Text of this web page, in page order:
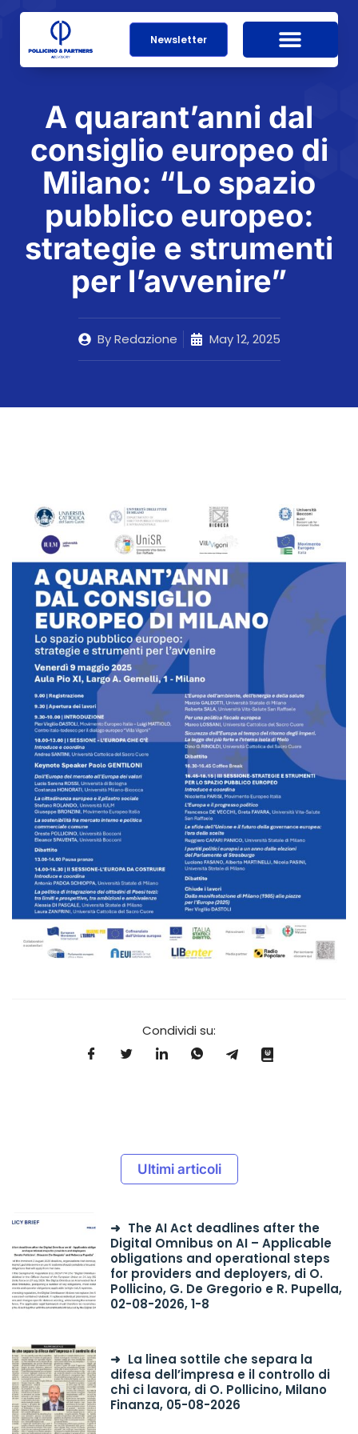
Newsletter
A quarant’anni dal
consiglio europeo di
Milano: “Lo spazio
pubblico europeo:
strategie e strumenti
per l’avvenire”
ByRedazione May 12, 2025
Condividi su:
Ultimi articoli
The AI Act deadlines after the
Digital Omnibus on AI – Applicable
obligations and operational steps
for providers and deployers, di O.
Pollicino, G. De Gregorio e R. Pupella,
02-08-2026, 1-8
La linea sottile che separa la
difesa dell’impresa e il controllo di
chi ci lavora, di O. Pollicino, Milano
Finanza, 05-08-2026